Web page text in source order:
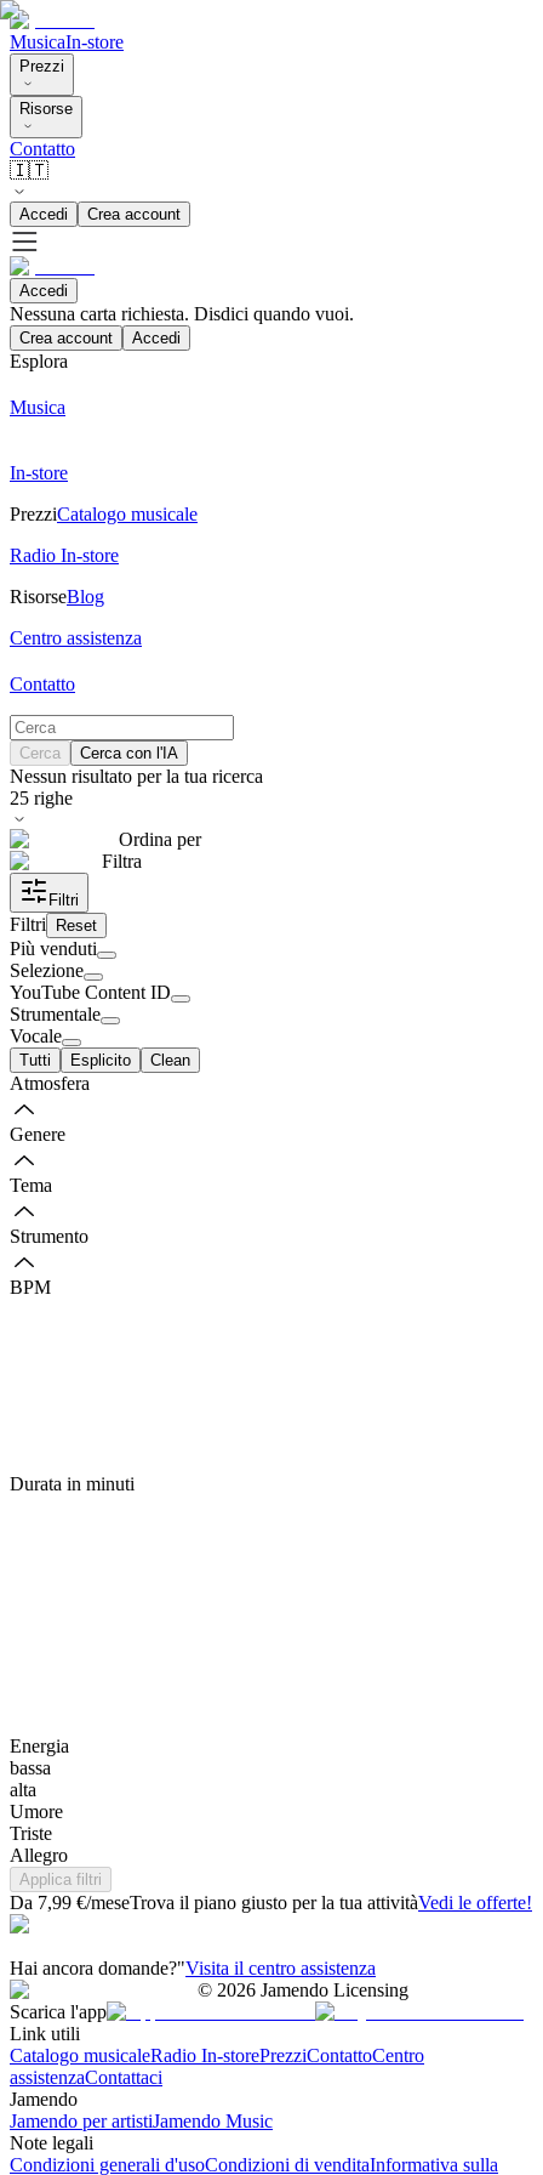
MusicaIn-store
Prezzi
Risorse
Contatto
🇮🇹
Accedi Crea account
Accedi
Nessuna carta richiesta. Disdici quando vuoi.
Crea account Accedi
Esplora
Musica
In-store
PrezziCatalogo musicale
Radio In-store
RisorseBlog
Centro assistenza
Contatto
Cerca Cerca con l'IA
Nessun risultato per la tua ricerca
25 righe
Ordina per
Filtra
Filtri
Filtri Reset
Più venduti
Selezione
YouTube Content ID
Strumentale
Vocale
Tutti Esplicito Clean
Atmosfera
Genere
Tema
Strumento
BPM
Durata in minuti
Energia
bassa
alta
Umore
Triste
Allegro
Applica filtri
Da 7,99 €/meseTrova il piano giusto per la tua attivitàVedi le offerte!
Hai ancora domande?"Visita il centro assistenza
© 2026 Jamendo Licensing
Scarica l'app
Link utili
Catalogo musicaleRadio In-storePrezziContattoCentro
assistenzaContattaci
Jamendo
Jamendo per artistiJamendo Music
Note legali
Condizioni generali d'usoCondizioni di venditaInformativa sulla